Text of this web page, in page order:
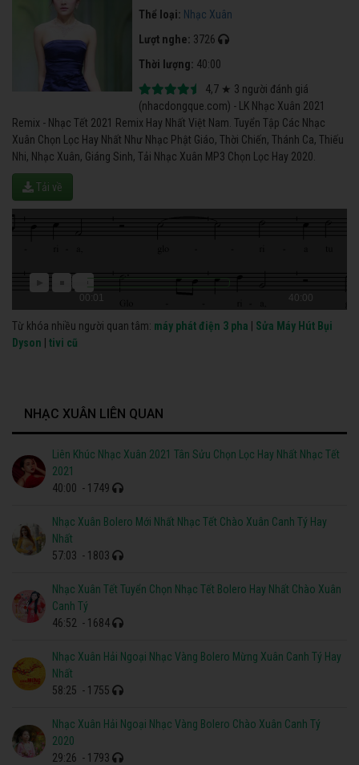
Thể loại: Nhạc Xuân
Lượt nghe: 3726
Thời lượng: 40:00
4,7 ★ 3 người đánh giá
(nhacdongque.com) - LK Nhạc Xuân 2021
Remix - Nhạc Tết 2021 Remix Hay Nhất Việt Nam. Tuyển Tập Các Nhạc
Xuân Chọn Lọc Hay Nhất Như Nhạc Phật Giáo, Thời Chiến, Thánh Ca, Thiếu
Nhi, Nhạc Xuân, Giáng Sinh, Tải Nhạc Xuân MP3 Chọn Lọc Hay 2020.
Tải về
00:01 40:00
Từ khóa nhiều người quan tâm: máy phát điện 3 pha
Sửa Máy Hút Bụi
Dyson
tivi cũ
NHẠC XUÂN LIÊN QUAN
Liên Khúc Nhạc Xuân 2021 Tân Sửu Chọn Lọc Hay Nhất Nhạc Tết
2021
40:00 - 1749
Nhạc Xuân Bolero Mới Nhất Nhạc Tết Chào Xuân Canh Tý Hay
Nhất
57:03 - 1803
Nhạc Xuân Tết Tuyển Chọn Nhạc Tết Bolero Hay Nhất Chào Xuân
Canh Tý
46:52 - 1684
Nhạc Xuân Hải Ngoại Nhạc Vàng Bolero Mừng Xuân Canh Tý Hay
Nhất
58:25 - 1755
Nhạc Xuân Hải Ngoại Nhạc Vàng Bolero Chào Xuân Canh Tý
2020
29:26 - 1793